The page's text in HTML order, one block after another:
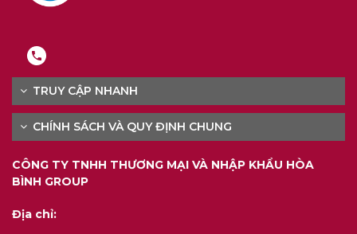
TRUY CẬP NHANH
CHÍNH SÁCH VÀ QUY ĐỊNH CHUNG
CÔNG TY TNHH THƯƠNG MẠI VÀ NHẬP KHẨU HÒA
BÌNH GROUP
Địa chỉ: